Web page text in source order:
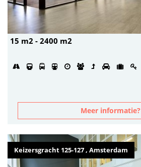
15 m2 - 2400 m2
Meer informatie?
Keizersgracht 125-127 , Amsterdam